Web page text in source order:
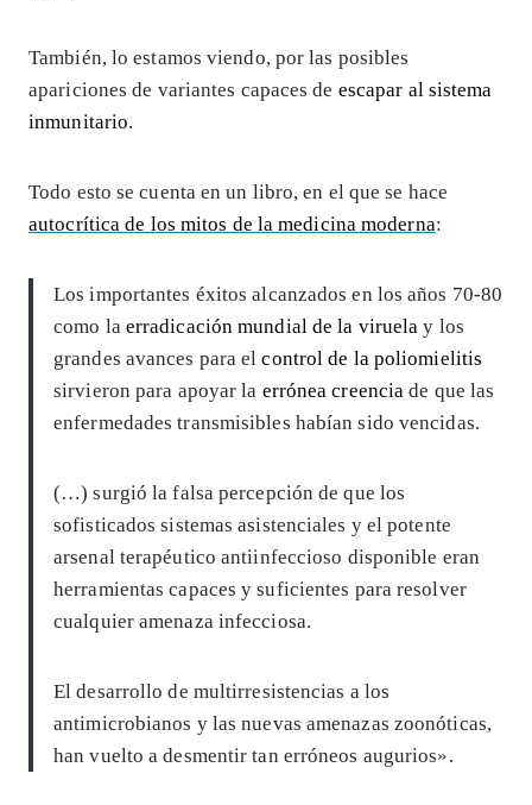
También, lo estamos viendo, por las posibles
apariciones de variantes capaces de escapar al sistema
inmunitario.
Todo esto se cuenta en un libro, en el que se hace
autocrítica de los mitos de la medicina moderna:
Los importantes éxitos alcanzados en los años 70-80
como la erradicación mundial de la viruela y los
grandes avances para elcontrol de la poliomielitis
sirvieron para apoyar la errónea creencia de que las
enfermedades transmisibles habían sido vencidas.
(…) surgió la falsa percepción de que los
sofisticados sistemas asistenciales y el potente
arsenal terapéutico antiinfeccioso disponible eran
herramientas capaces y suficientes para resolver
cualquier amenaza infecciosa.
El desarrollo de multirresistencias a los
antimicrobianos y las nuevas amenazas zoonóticas,
han vuelto a desmentir tan erróneos augurios».